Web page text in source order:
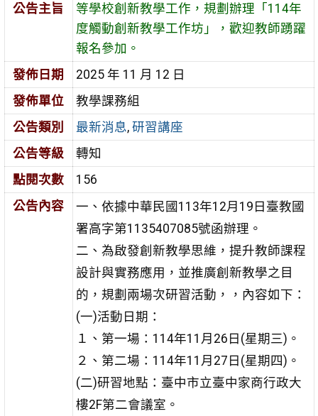
公告主旨
等學校創新教學工作，規劃辦理「114年
度觸動創新教學工作坊」，歡迎教師踴躍
報名參加。
發佈日期
2025 年 11 月 12 日
發佈單位
教學課務組
公告類別
最新消息, 研習講座
公告等級
轉知
點閱次數
156
公告內容
一、依據中華民國113年12月19日臺教國
署高字第1135407085號函辦理。
二、為啟發創新教學思維，提升教師課程
設計與實務應用，並推廣創新教學之目
的，規劃兩場次研習活動，，內容如下：
(一)活動日期：
１、第一場：114年11月26日(星期三)。
２、第二場：114年11月27日(星期四)。
(二)研習地點：臺中市立臺中家商行政大
樓2F第二會議室。